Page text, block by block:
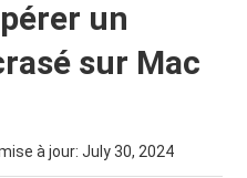
un
sur Mac
à jour:July 30, 2024